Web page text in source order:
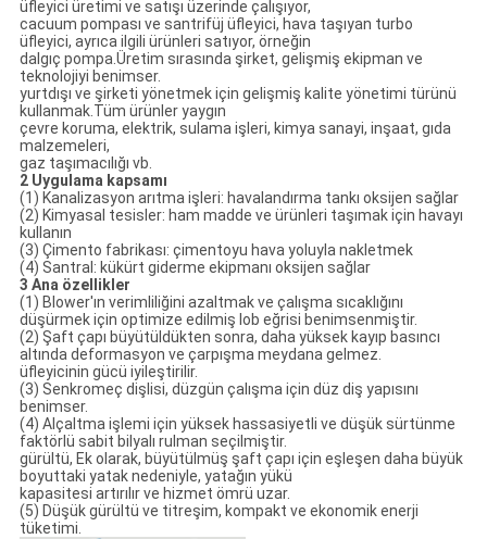
üfleyici üretimi ve satışı üzerinde çalışıyor,
cacuum pompası ve santrifüj üfleyici, hava taşıyan turbo
üfleyici, ayrıca ilgili ürünleri satıyor, örneğin
dalgıç pompa.Üretim sırasında şirket, gelişmiş ekipman ve
teknolojiyi benimser.
yurtdışı ve şirketi yönetmek için gelişmiş kalite yönetimi türünü
kullanmak.Tüm ürünler yaygın
çevre koruma, elektrik, sulama işleri, kimya sanayi, inşaat, gıda
malzemeleri,
gaz taşımacılığı vb.
2 Uygulama kapsamı
(1) Kanalizasyon arıtma işleri: havalandırma tankı oksijen sağlar
(2) Kimyasal tesisler: ham madde ve ürünleri taşımak için havayı
kullanın
(3) Çimento fabrikası: çimentoyu hava yoluyla nakletmek
(4) Santral: kükürt giderme ekipmanı oksijen sağlar
3 Ana özellikler
(1) Blower'ın verimliliğini azaltmak ve çalışma sıcaklığını
düşürmek için optimize edilmiş lob eğrisi benimsenmiştir.
(2) Şaft çapı büyütüldükten sonra, daha yüksek kayıp basıncı
altında deformasyon ve çarpışma meydana gelmez.
üfleyicinin gücü iyileştirilir.
(3) Senkromeç ​​dişlisi, düzgün çalışma için düz diş yapısını
benimser.
(4) Alçaltma işlemi için yüksek hassasiyetli ve düşük sürtünme
faktörlü sabit bilyalı rulman seçilmiştir.
gürültü, Ek olarak, büyütülmüş şaft çapı için eşleşen daha büyük
boyuttaki yatak nedeniyle, yatağın yükü
kapasitesi artırılır ve hizmet ömrü uzar.
(5) Düşük gürültü ve titreşim, kompakt ve ekonomik enerji
tüketimi.